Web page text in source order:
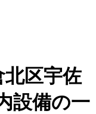
区宇佐
設備の一